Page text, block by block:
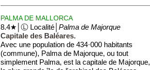
PALMA DE MALLORCA
8.4★│Ⓛ Localité│Palma de Majorque
Capitale des Baléares.
Avec une population de 434·000 habitants
(commune), Palma de Majorque, ou tout
simplement Palma, est la capitale de Majorque,